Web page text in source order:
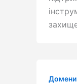
Домени